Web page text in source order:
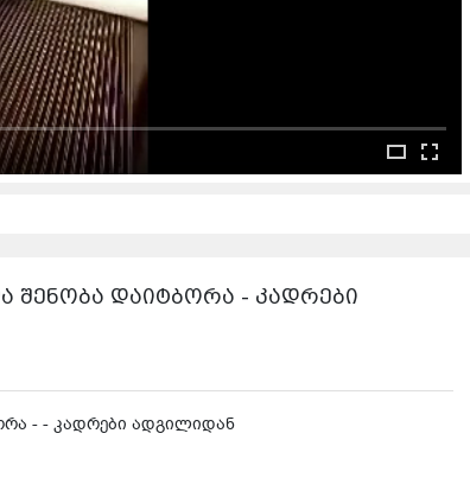
შენობა დაიტბორა - კადრები
- - კადრები ადგილიდან